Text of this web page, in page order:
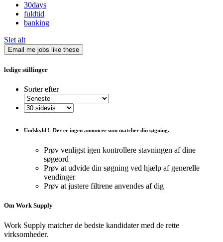
30days
fuldtid
banking
Slet alt
Email me jobs like these
ledige stillinger
Sorter efter
Undskyld ! Der er ingen annoncer som matcher din søgning.
Prøv venligst igen kontrollere stavningen af ​​dine
søgeord
Prøv at udvide din søgning ved hjælp af generelle
vendinger
Prøv at justere filtrene anvendes af dig
Om Work Supply
Work Supply matcher de bedste kandidater med de rette
virksomheder.